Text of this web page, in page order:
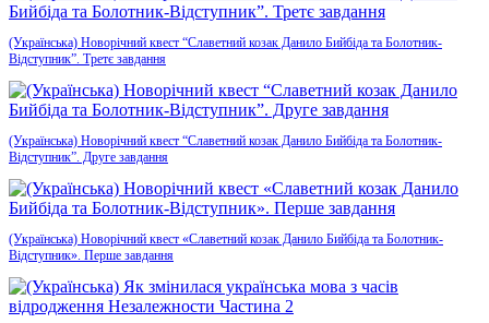
(Українська) Новорічний квест “Славетний козак Данило Бийбіда та Болотник-
Відступник”. Третє завдання
(Українська) Новорічний квест “Славетний козак Данило Бийбіда та Болотник-
Відступник”. Друге завдання
(Українська) Новорічний квест «Славетний козак Данило Бийбіда та Болотник-
Відступник». Перше завдання